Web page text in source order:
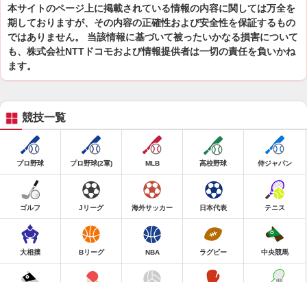
本サイトのページ上に掲載されている情報の内容に関しては万全を
期しておりますが、その内容の正確性および安全性を保証するもの
ではありません。 当該情報に基づいて被ったいかなる損害について
も、株式会社NTTドコモおよび情報提供者は一切の責任を負いかね
ます。
競技一覧
プロ野球 プロ野球(2軍) MLB 高校野球 侍ジャパン
ゴルフ Jリーグ 海外サッカー 日本代表 テニス
大相撲 Bリーグ NBA ラグビー 中央競馬